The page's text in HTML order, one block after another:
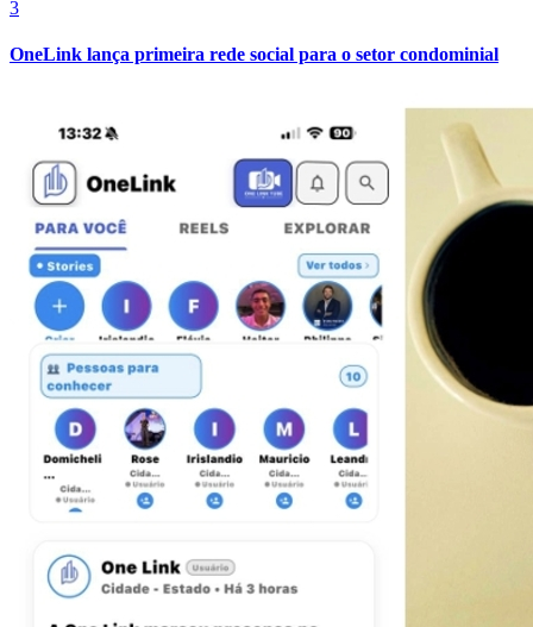
Athletico-PR
3
OneLink lança primeira rede social para o setor condominial